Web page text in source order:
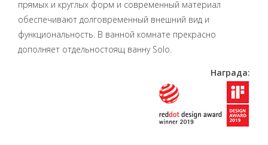
прямых и круглых форм и современный материал
обеспечивают долговременный внешний вид и
функциональность. В ванной комнате прекрасно
дополняет отдельностоящ ванну Solo.
Награда: